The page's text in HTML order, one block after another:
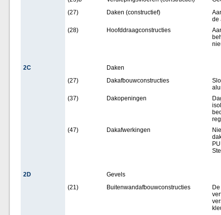
(27)
Daken (constructief)
de
(28)
Hoofddraagconstructies
2C
Daken
(27)
Dakafbouwconstructies
(37)
Dakopeningen
(47)
Dakafwerkingen
2D
Gevels
(21)
Buitenwandafbouwconstructies